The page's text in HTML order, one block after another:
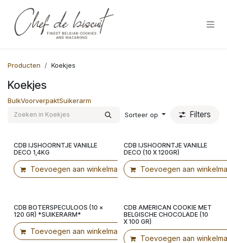
Producten Koekjes
Koekjes
BulkVoorverpaktSuikerarm
Sorteer op
Filters
CDB IJSHOORNTJE VANILLE
DECO 1,4KG
Toevoegen aan winkelmandjeVoorverpakt!
CDB IJSHOORNTJE VANILLE
DECO (10 X 120GR)
Toevoegen aan
Voorverpakt!
CDB BOTERSPECULOOS (10 x
120 GR) *SUIKERARM*
Toevoegen aan winkelmandjeVoorverpakt!
CDB AMERICAN COOKIE MET
BELGISCHE CHOCOLADE (10
X 100 GR)
Toevoegen aan